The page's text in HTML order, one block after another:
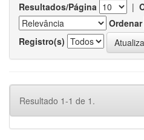
Resultados/Página |
Ordenar
Registro(s)
Resultado 1-1 de 1.